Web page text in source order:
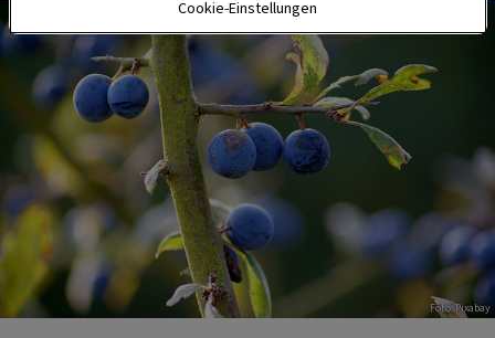
Foto: Pixabay
Cookie-Einstellungen